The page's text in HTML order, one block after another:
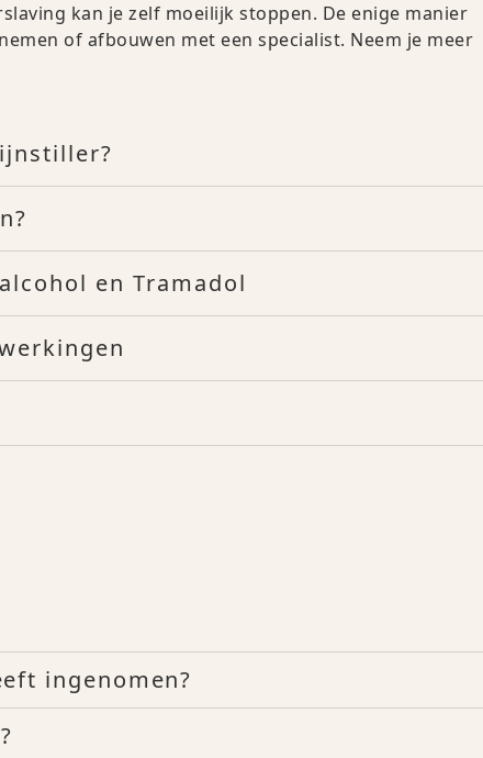
kan je zelf moeilijk stoppen. De enige manier
of afbouwen met een specialist. Neem je meer
en Tramadol
ingenomen?